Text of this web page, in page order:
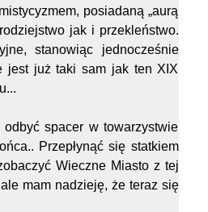
posiadaną „aurą
jak i przekleństwo.
stanowiąc jednocześnie
jest już taki sam jak ten XIX
spacer w towarzystwie
Przepłynąć się statkiem
Wieczne Miasto z tej
mam nadzieję, że teraz się